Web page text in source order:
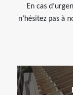
En cas
n’hésitez pas à